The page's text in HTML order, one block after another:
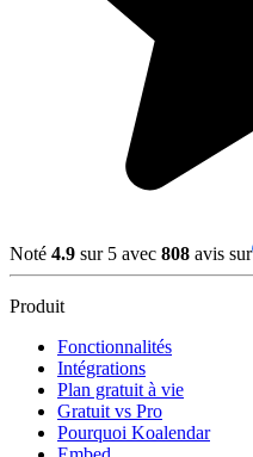
Noté 4.9 sur 5 avec 808 avis sur
Produit
Fonctionnalités
Intégrations
Plan gratuit à vie
Gratuit vs Pro
Pourquoi Koalendar